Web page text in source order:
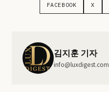
FACEBOOK X
김지훈 기자
info@luxdigest.com